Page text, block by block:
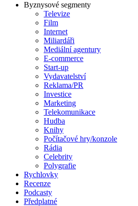
Byznysové segmenty
Televize
Film
Internet
Miliardáři
Mediální agentury
E-commerce
Start-up
Vydavatelství
Reklama/PR
Investice
Marketing
Telekomunikace
Hudba
Knihy
Počítačové hry/konzole
Rádia
Celebrity
Polygrafie
Rychlovky
Recenze
Podcasty
Předplatné